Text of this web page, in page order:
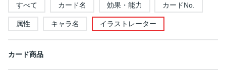
すべて カード名 効果・能力 カードNo.
属性 キャラ名 イラストレーター
カード商品